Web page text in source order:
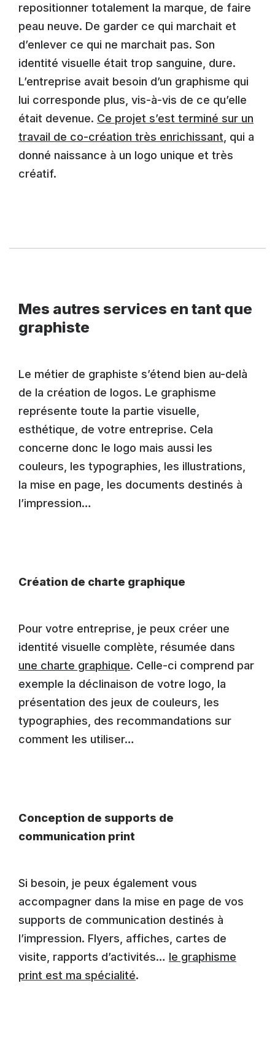
repositionner totalement la marque, de faire
peau neuve. De garder ce qui marchait et
d’enlever ce qui ne marchait pas. Son
identité visuelle était trop sanguine, dure.
L’entreprise avait besoin d’un graphisme qui
lui corresponde plus, vis-à-vis de ce qu’elle
était devenue. Ce projet s’est terminé sur un
travail de co-création très enrichissant , qui a
donné naissance à un logo unique et très
créatif.
Mes autres services en tant que
graphiste
Le métier de graphiste s’étend bien au-delà
de la création de logos. Le graphisme
représente toute la partie visuelle,
esthétique, de votre entreprise. Cela
concerne donc le logo mais aussi les
couleurs, les typographies, les illustrations,
la mise en page, les documents destinés à
l’impression…
Création de charte graphique
Pour votre entreprise, je peux créer une
identité visuelle complète, résumée dans
une charte graphique. Celle-ci comprend par
exemple la déclinaison de votre logo, la
présentation des jeux de couleurs, les
typographies, des recommandations sur
comment les utiliser…
Conception de supports de
communication print
Si besoin, je peux également vous
accompagner dans la mise en page de vos
supports de communication destinés à
l’impression. Flyers, affiches, cartes de
visite, rapports d’activités… le graphisme
print est ma spécialité.